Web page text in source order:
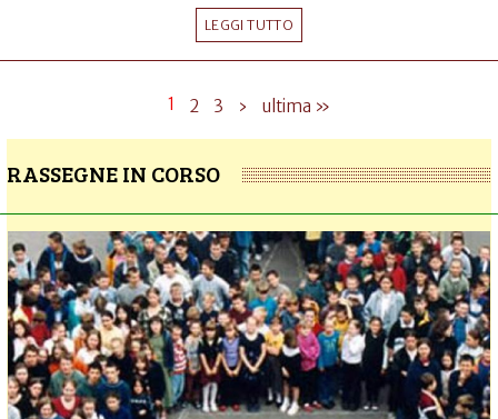
LEGGI TUTTO
1 2 3 › ultima »
RASSEGNE IN CORSO